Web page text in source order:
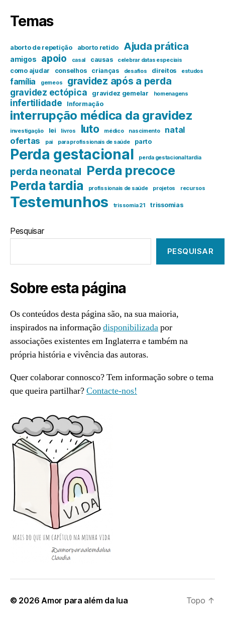
Temas
aborto de repetição aborto retido Ajuda prática
amigos apoio casal causas celebrar datas especiais
como ajudar conselhos crianças desafios direitos estudos
família gemeos gravidez após a perda
gravidez ectópica gravidez gemelar homenagens
infertilidade Informação
interrupção médica da gravidez
investigação lei livros luto médico nascimento natal
ofertas pai para profissionais de saúde parto
Perda gestacional perda gestacional tardia
perda neonatal Perda precoce
Perda tardia
profissionais de saúde projetos recursos
Testemunhos trissomia 21 trissomias
Pesquisar
PESQUISAR
Sobre esta página
Os conteúdos desta página são, na sua maioria,
inspirados na informaçãodisponibilizadapor
associações existentes em Inglaterra e também na
própria história e vivência das autoras.
Quer colaborar connosco? Tem informação sobre o tema
que queira partilhar?Contacte-nos!
© 2026 Amor para além da lua Topo ↑